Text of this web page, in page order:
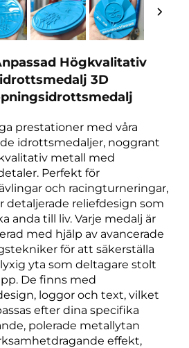
Högkvalitativ
3D
prestationer med våra
idrottsmedaljer, noggrant
metall med
Perfekt för
och racingturneringar,
detaljerade reliefdesign som
anda till liv. Varje medalj är
med hjälp av avancerade
för att säkerställa
yta som deltagare stolt
De finns med
loggor och text, vilket
efter dina specifika
polerade metallytan
effekt,